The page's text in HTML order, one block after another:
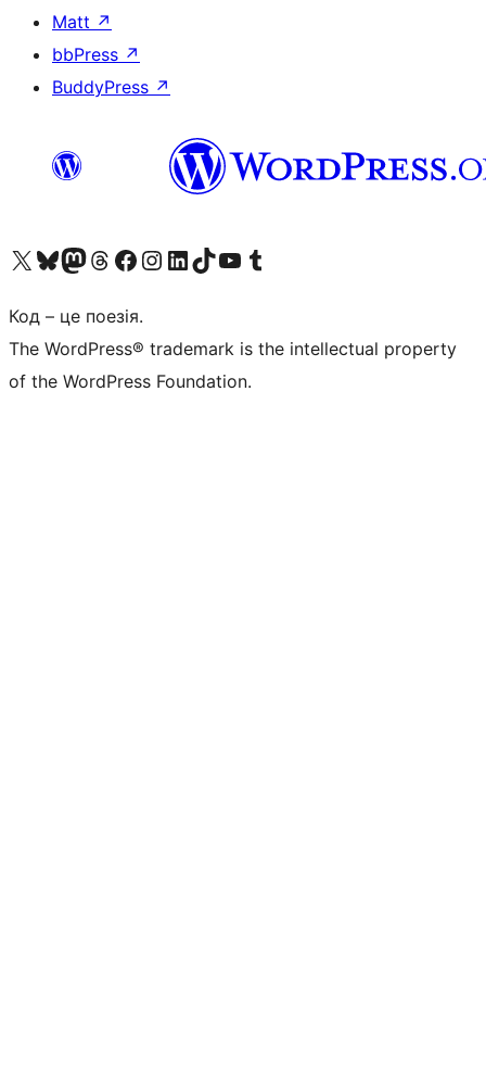
Matt ↗
bbPress ↗
BuddyPress ↗
Visit our X (formerly Twitter) account
Visit our Bluesky account
Завітайте до нашої стрічки в Mastodon
Visit our Threads account
Завітайте на нашу сторінку в Facebook
Visit our Instagram account
Visit our LinkedIn account
Visit our TikTok account
Visit our YouTube channel
Visit our Tumblr account
Код – це поезія.
The WordPress® trademark is the intellectual property
of the WordPress Foundation.